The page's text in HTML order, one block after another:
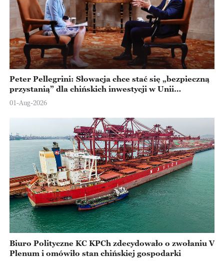
Peter Pellegrini: Słowacja chce stać się „bezpieczną
przystanią” dla chińskich inwestycji w Unii
Europejskiej
01-Aug-2026
Biuro Polityczne KC KPCh zdecydowało o zwołaniu V
Plenum i omówiło stan chińskiej gospodarki